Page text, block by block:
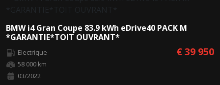
BMW i4 Gran Coupe 83.9 kWh eDrive40 PACK M
*GARANTIE*TOIT OUVRANT*
Electrique
58 000 km
03/2022
€ 39 950